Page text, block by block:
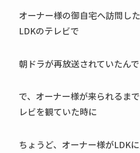
オーナー様の御自宅へ訪問し
LDKのテレビで
朝ドラが再放送されていたんで
で、オーナー様が来られるま
レビを観ていた時に
ちょうど、オーナー様がLDK